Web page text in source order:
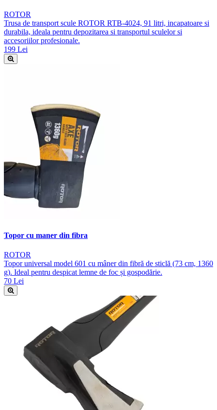
ROTOR
Trusa de transport scule ROTOR RTB-4024, 91 litri, incapatoare si
durabila, ideala pentru depozitarea si transportul sculelor si
accesoriilor profesionale.
199 Lei
Topor cu maner din fibra
ROTOR
Topor universal model 601 cu mâner din fibră de sticlă (73 cm, 1360
g). Ideal pentru despicat lemne de foc și gospodărie.
70 Lei